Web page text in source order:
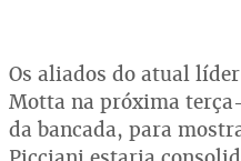
Os aliados do atual
Motta na próxima
da bancada, para